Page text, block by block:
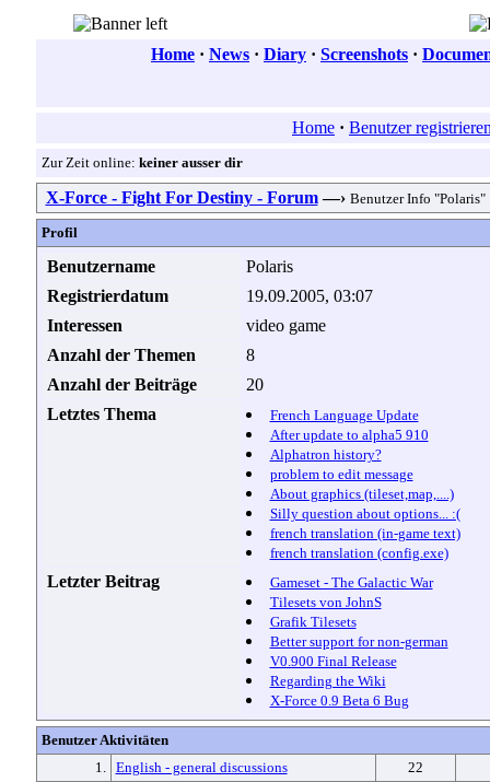
Home · News · Diary · Screenshots ·
Home · Benutzer
Zur Zeit online: keiner ausser dir
X-Force - Fight For Destiny - Forum —› Benutzer Info "Polaris"
Profil
Benutzername
Polaris
Registrierdatum
19.09.2005, 03:07
Interessen
video game
Anzahl der Themen
8
Anzahl der Beiträge
20
Letztes Thema
French Language Update
After update to alpha5 910
Alphatron history?
problem to edit message
About graphics (tileset,map,....)
Silly question about options... :(
french translation (in-game text)
french translation (config.exe)
Letzter Beitrag
Gameset - The Galactic War
Tilesets von JohnS
Grafik Tilesets
Better support for non-german
V0.900 Final Release
Regarding the Wiki
X-Force 0.9 Beta 6 Bug
Benutzer Aktivitäten
1.
English - general discussions
22